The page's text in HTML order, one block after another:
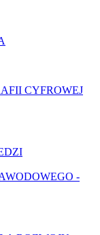
CYFROWEJ
-